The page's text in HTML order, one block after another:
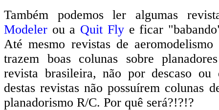
Também podemos ler algumas
Modeler ou a Quit Flye ficar
Até mesmo revistas de
trazem boas colunas sobre
revista brasileira, não por descaso ou
destas revistas não possuírem colunas
planadorismo R/C. Por quê será?!?!?